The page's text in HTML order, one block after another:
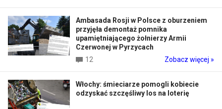
Ambasada Rosji w Polsce z oburzeniem
przyjęła demontaż pomnika
upamiętniającego żołnierzy Armii
Czerwonej w Pyrzycach
12
Zobacz więcej »
Włochy: śmieciarze pomogli kobiecie
odzyskać szczęśliwy los na loterię